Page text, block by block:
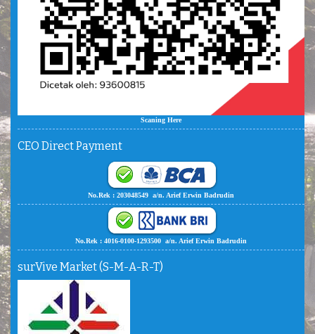
Scaning Here
CEO Direct Payment
No.Rek : 203048549 a/n. Arief Erwin Badrudin
No.Rek : 4016-0100-1293500 a/n. Arief Erwin Badrudin
surVive Market (S-M-A-R-T)